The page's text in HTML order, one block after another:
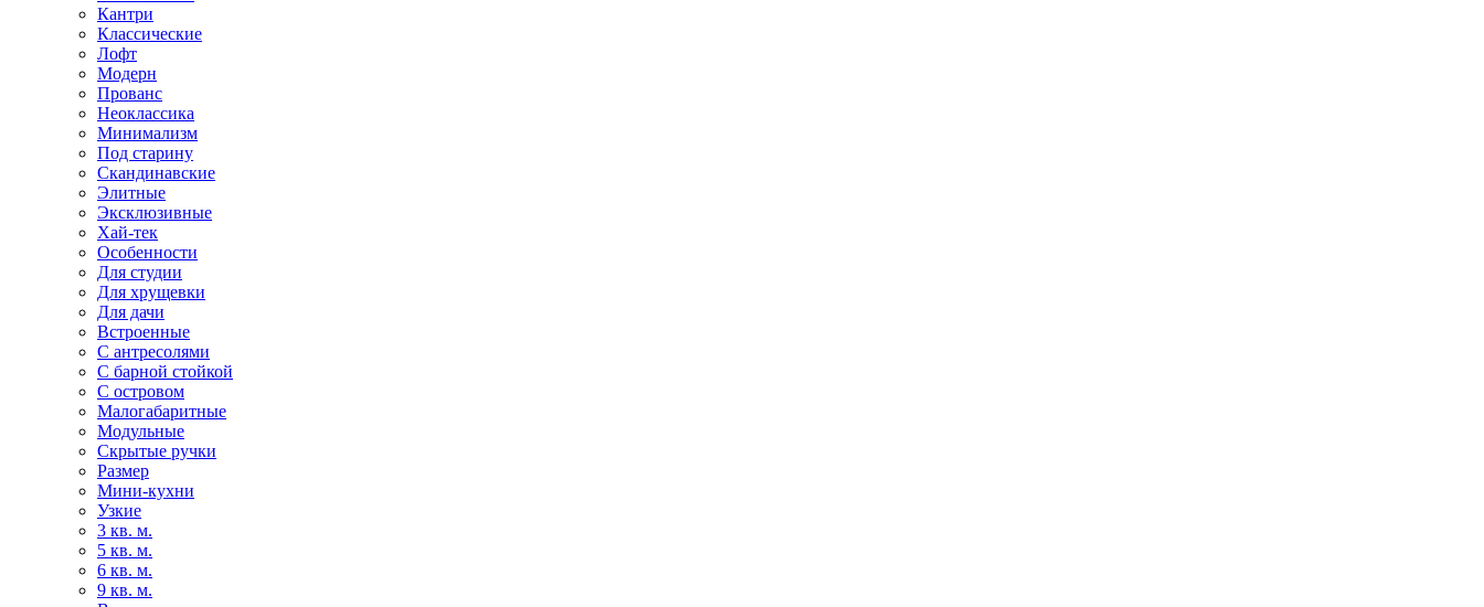
Кантри
Классические
Лофт
Модерн
Прованс
Неоклассика
Минимализм
Под старину
Скандинавские
Элитные
Эксклюзивные
Хай-тек
Особенности
Для студии
Для хрущевки
Для дачи
Встроенные
С антресолями
С барной стойкой
С островом
Малогабаритные
Модульные
Скрытые ручки
Размер
Мини-кухни
Узкие
3 кв. м.
5 кв. м.
6 кв. м.
9 кв. м.